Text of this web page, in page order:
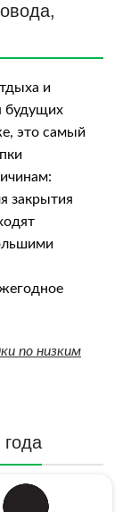
и
будущих
это самый
закрытия
по низким